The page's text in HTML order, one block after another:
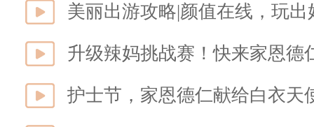
美丽出游攻略|颜值在线，玩出
升级辣妈挑战赛！快来家恩德
护士节，家恩德仁献给白衣天